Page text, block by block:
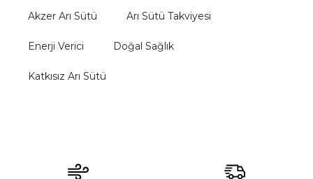
Akzer Arı Sütü Arı Sütü Takviyesi
Enerji Verici Doğal Sağlık
Katkısız Arı Sütü